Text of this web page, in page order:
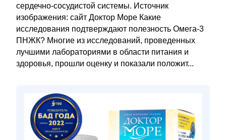
сердечно-сосудистой системы. Источник
изображения: сайт Доктор Море Какие
исследования подтверждают полезность Омега-3
ПНЖК? Многие из исследований, проведенных
лучшими лабораториями в области питания и
здоровья, прошли оценку и показали положит...